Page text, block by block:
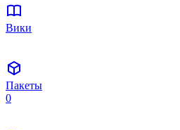
Вики
Пакеты
0